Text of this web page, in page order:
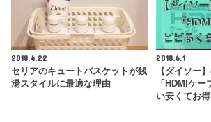
2018.4.22
セリアのキュートバスケットが銭
湯スタイルに最適な理由
2018.6.1
【ダイソー
「HDMIケ
い安くてお得